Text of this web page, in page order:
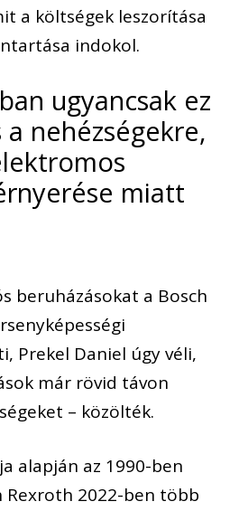
a költségek leszorítása
indokol.
ugyancsak ez
nehézségekre,
miatt
beruházásokat a Bosch
Prekel Daniel úgy véli,
már rövid távon
– közölték.
alapján az 1990-ben
Rexroth 2022-ben több